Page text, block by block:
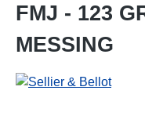
FMJ - 123
MESSING